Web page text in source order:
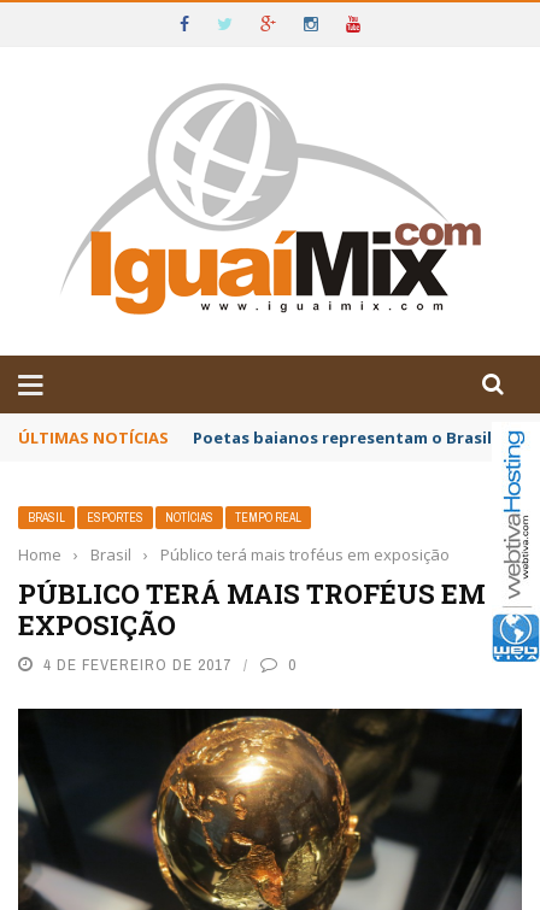
IGUAÍ E SUDOESTE DA BAHIA
ÚLTIMAS NOTÍCIAS Poetas baianos representam o Brasil no
BRASIL ESPORTES NOTÍCIAS TEMPO REAL
Home › Brasil › Público terá mais troféus em exposição
PÚBLICO TERÁ MAIS TROFÉUS EM
EXPOSIÇÃO
4 DE FEVEREIRO DE 2017 0